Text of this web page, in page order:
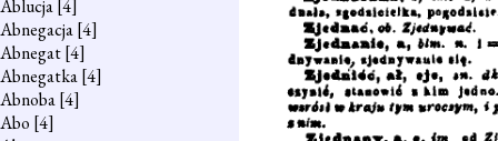
Ablucja[4]
Abnegacja[4]
Abnegat[4]
Abnegatka[4]
Abnoba[4]
Abo [4]